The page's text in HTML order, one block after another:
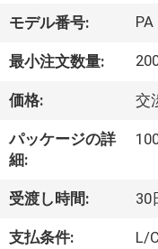
VR
シ
ョ
ー
モデル番号: PA
最小注文数量:
価格: 交
パッケージの詳
細:
受渡し時間: 30
支払条件: L/